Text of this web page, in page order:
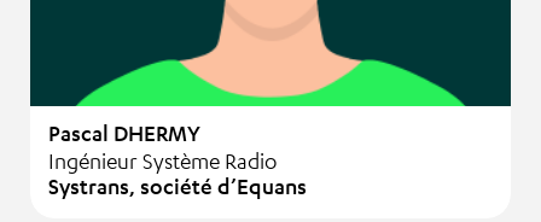
Pascal DHERMY
Ingénieur Système Radio
Systrans, société d’Equans